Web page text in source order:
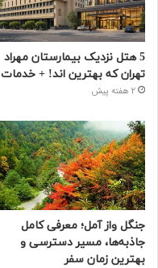
5 هتل نزدیک بیمارستان مهراد
تهران که بهترین‌ اند! + خدمات
2 هفته پیش
جنگل واز آمل؛ معرفی کامل
جاذبه‌ها، مسیر دسترسی و
بهترین زمان سفر